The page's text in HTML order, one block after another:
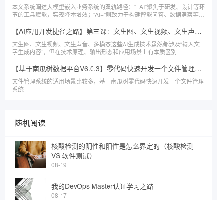
本文系统阐述大模型嵌入业务系统的双轨路径：“+AI”聚焦于研发、设计等环
节的工具赋能，实现降本增效；“AI+”则致力于构建智能问答、数据洞察等创
级提供清晰蓝图与实施参考。
【AI应用开发捷径之路】第三课：文生图、文生视频、文生声音、多模态，如何选择合适的大模型？如何在SpringAI中应用这四种技术
文生图、文生视频、文生声音、多模态这些AI生成技术虽然都涉及“输入文
字生成内容”，但在技术原理、输出形态和应用场景上有本质区别
【基于南瓜树数据平台V6.0.3】零代码快速开发一个文件管理系统
文件管理系统的适用场景比较多，基于南瓜树零代码快速开发一个文件管理
系统
随机阅读
核酸检测的阴性和阳性是怎么界定的（核酸检测
VS 软件测试）
08-19
我的DevOps Master认证学习之路
08-17